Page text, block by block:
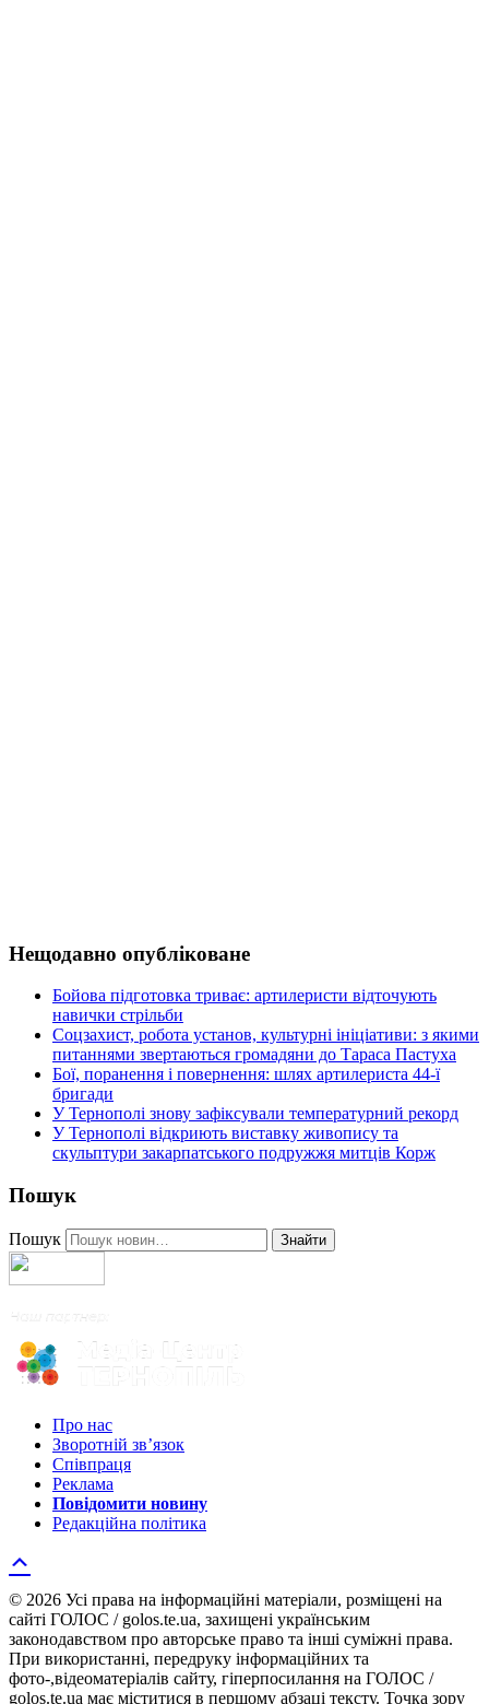
Нещодавно опубліковане
Бойова підготовка триває: артилеристи відточують
навички стрільби
Соцзахист, робота установ, культурні ініціативи: з якими
питаннями звертаються громадяни до Тараса Пастуха
Бої, поранення і повернення: шлях артилериста 44-ї
бригади
У Тернополі знову зафіксували температурний рекорд
У Тернополі відкриють виставку живопису та
скульптури закарпатського подружжя митців Корж
Пошук
Пошук Знайти
Про нас
Зворотній зв’язок
Співпраця
Реклама
Повідомити новину
Редакційна політика
© 2026 Усі права на інформаційні матеріали, розміщені на
сайті ГОЛОС / golos.te.ua, захищені українським
законодавством про авторське право та інші суміжні права.
При використанні, передруку інформаційних та
фото-,відеоматеріалів сайту, гіперпосилання на ГОЛОС /
golos.te.ua має міститися в першому абзаці тексту. Точка зору